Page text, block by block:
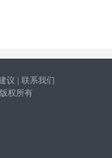
议
联系我们
权所有